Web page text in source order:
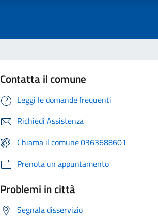
Contatta il comune
Leggi le domande frequenti
Richiedi Assistenza
Chiama il comune 0363688601
Prenota un appuntamento
Problemi in città
Segnala disservizio